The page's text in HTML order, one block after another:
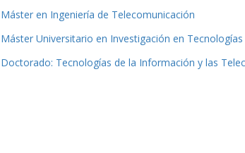
Máster en Ingeniería de Telecomunicación
Máster Universitario en Investigación en
Doctorado: Tecnologías de la Información y las